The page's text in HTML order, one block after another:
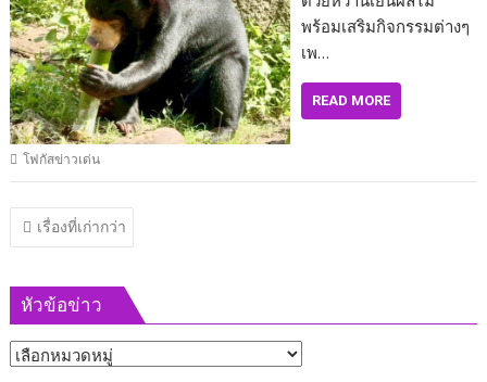
พร้อมเสริมกิจกรรมต่างๆ
เพ…
READ MORE
โฟกัสข่าวเด่น
แนะแนว
เรื่อง
เรื่องที่เก่ากว่า
หัวข้อข่าว
หัวข้อ